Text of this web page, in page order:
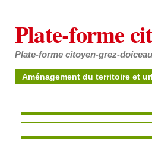
Plate-forme
Plate-forme citoyen-grez-
Aménagement du territoire et